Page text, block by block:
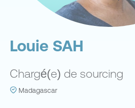
Louie SAH
Chargé(e) de sourcing
Madagascar